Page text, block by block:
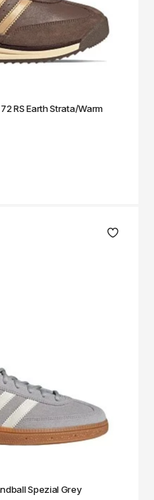
RS Earth Strata/Warm
Spezial Grey